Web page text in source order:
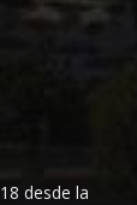
desde la